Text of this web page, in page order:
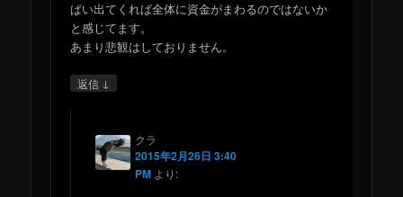
ぱい出てくれば全体に資金がまわるのではないか
と感じてます。
あまり悲観はしておりません。
返信 ↓
クラ
2015年2月26日 3:40
PM より: